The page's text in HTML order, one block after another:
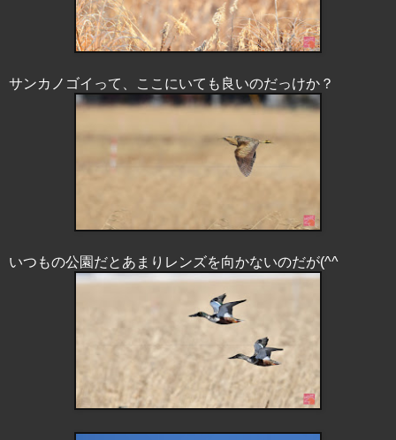
サンカノゴイって、ここにいても良いのだっけか？
いつもの公園だとあまりレンズを向かないのだが(^^